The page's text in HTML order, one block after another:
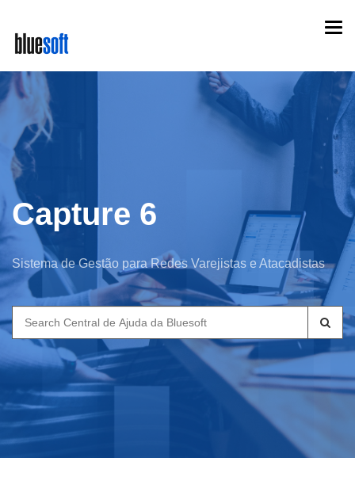
main
content
Capture 6
Sistema de Gestão para Redes Varejistas e Atacadistas
Search
for: